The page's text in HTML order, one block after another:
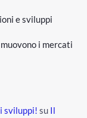
e sviluppi
i mercati
sviluppi! su Il